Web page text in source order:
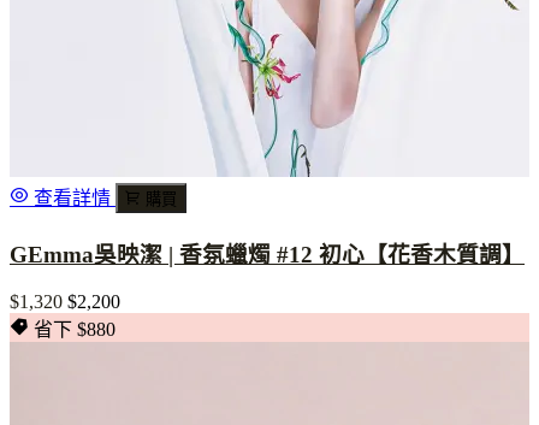
查看詳情 購買
GEmma吳映潔 | 香氛蠟燭 #12 初心【花香木質調】
$1,320 $2,200
省下 $880